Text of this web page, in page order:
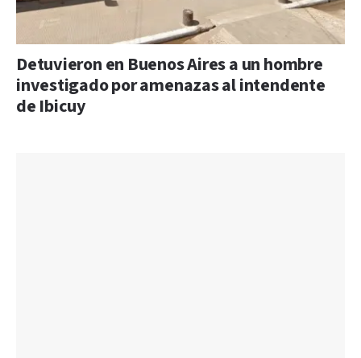
Detuvieron en Buenos Aires a un hombre
investigado por amenazas al intendente
de Ibicuy